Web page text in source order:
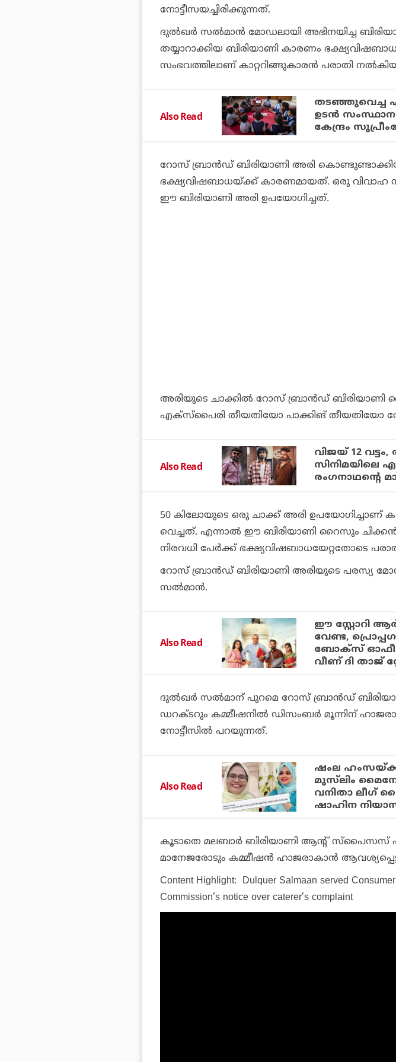
നോട്ടീസയച്ചിരിക്കുന്നത്.
ദുല്‍ഖര്‍ സല്‍മാന്‍ മോഡലായി അഭിനയിച്ച
തയ്യാറാക്കിയ ബിരിയാണി കാരണം
സംഭവത്തിലാണ് കാറ്ററിങ്ങുകാരന്‍ പരാതി
Also Read
ഉടന്‍
കേന്ദ്രം
റോസ് ബ്രാന്‍ഡ് ബിരിയാണി അരി
ഭക്ഷ്യവിഷബാധയ്ക്ക് കാരണമായത്. ഒരു വിവാഹ
ഈ ബിരിയാണി അരി ഉപയോഗിച്ചത്.
അരിയുടെ ചാക്കില്‍ റോസ് ബ്രാന്‍ഡ് ബിരിയാണി
എക്‌സ്‌പൈരി തീയതിയോ പാക്കിങ് തീയതിയോ
Also Read
വിജയ് 12
സിനിമയിലെ
രംഗനാഥന്റെ
50 കിലോയുടെ ഒരു ചാക്ക് അരി ഉപയോഗിച്ചാണ്
വെച്ചത്. എന്നാല്‍ ഈ ബിരിയാണി റൈസും ചിക്കന്‍
നിരവധി പേര്‍ക്ക് ഭക്ഷ്യവിഷബാധയേറ്റതോടെ
റോസ് ബ്രാന്‍ഡ് ബിരിയാണി അരിയുടെ പരസ്യ
സല്‍മാന്‍.
Also Read
ഈ സ്റ്റോറി
വേണ്ട,
ബോക്‌സ്
വീണ് ദി താജ്
ദുല്‍ഖര്‍ സല്‍മാന് പുറമെ റോസ് ബ്രാന്‍ഡ്
ഡറക്ടറും കമ്മീഷനില്‍ ഡിസംബര്‍ മൂന്നിന്
നോട്ടീസില്‍ പറയുന്നത്.
Also Read
ഷംല
മുസ്‌ലിം
വനിതാ ലീഗ്
ഷാഹിന
കൂടാതെ മലബാര്‍ ബിരിയാണി ആന്റ് സ്‌പൈസസ്
മാനേജരോടും കമ്മീഷന്‍ ഹാജരാകാന്‍
Content Highlight: Dulquer Salmaan served
Commission’s notice over caterer’s complaint